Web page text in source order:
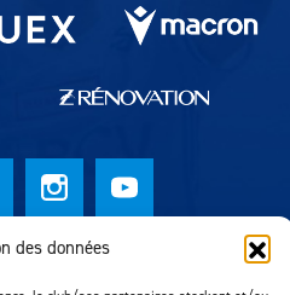
des données
Football Club 2026